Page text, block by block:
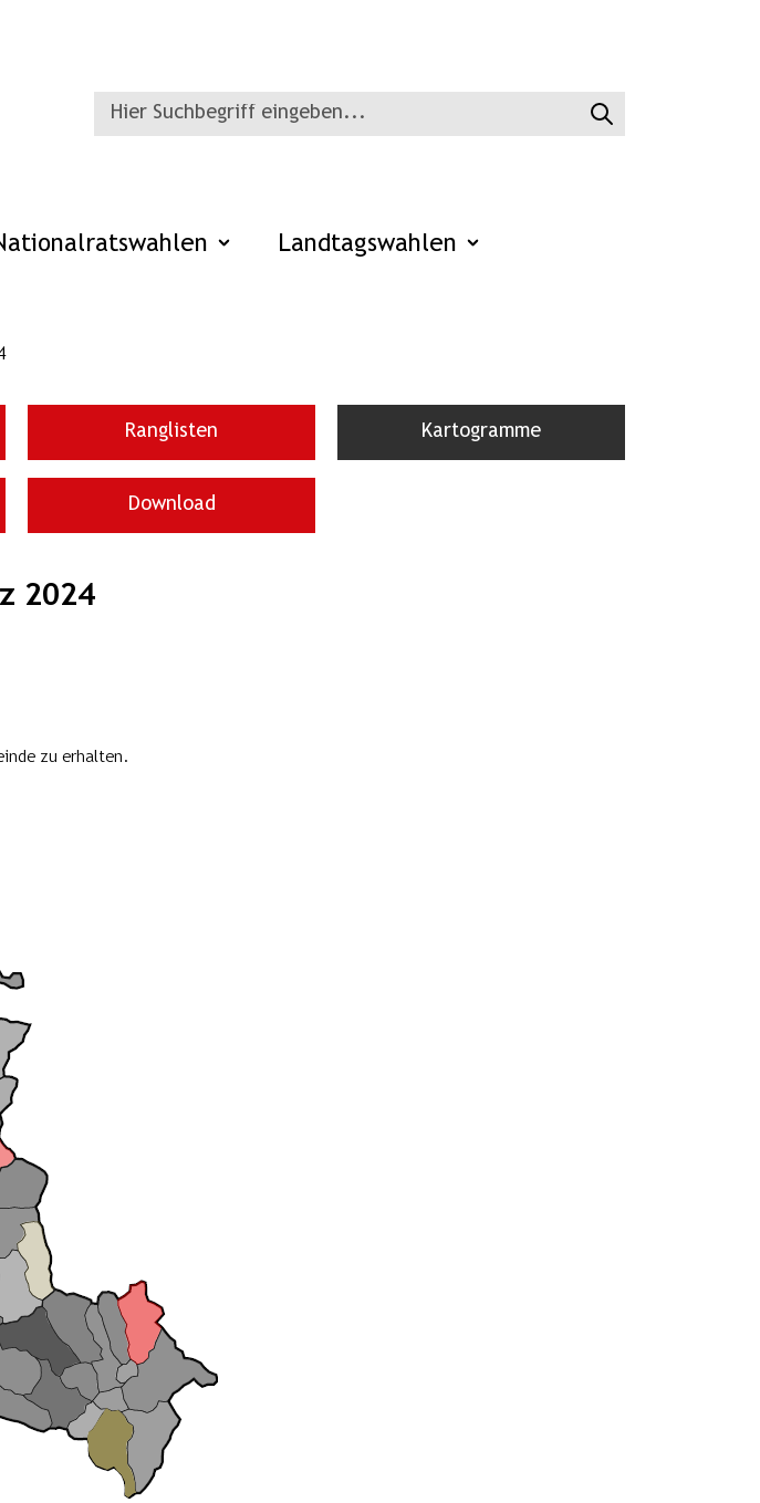
Landtagswahlen
Ranglisten Kartogramme
Download
2024
zu erhalten.